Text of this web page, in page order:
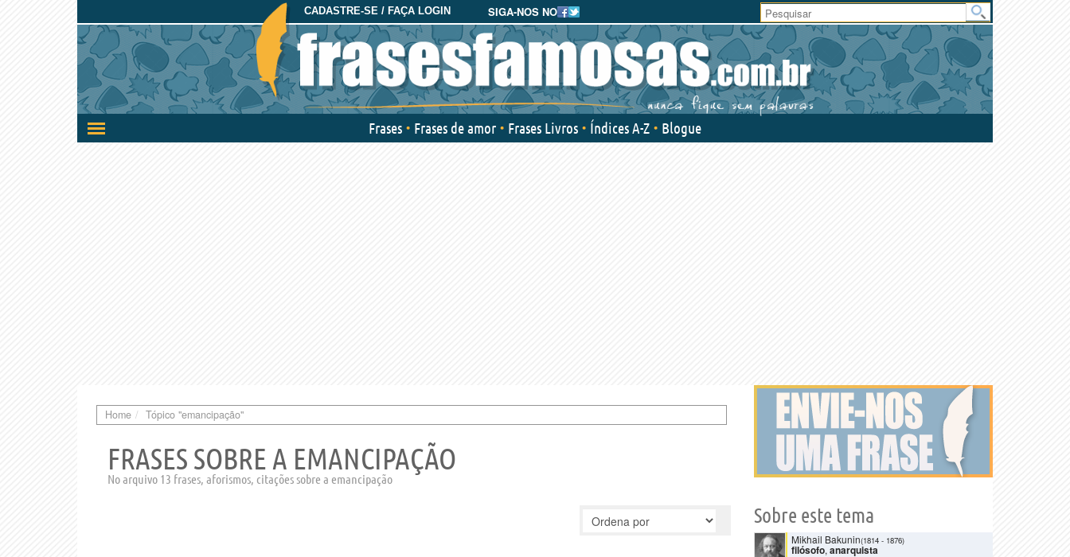
SIGA-NOS NO
CADASTRE-SE / FAÇA LOGIN
Ativar/desativar
a
Área
do
Usuário
Frases Frases de amor Frases Livros Índices A-Z Blogue
Home Tópico "emancipação"
FRASES SOBRE A EMANCIPAÇÃO
No arquivo 13 frases, aforismos, citações sobre a emancipação
Sobre este tema
Mikhail Bakunin(1814 - 1876)
filósofo, anarquista